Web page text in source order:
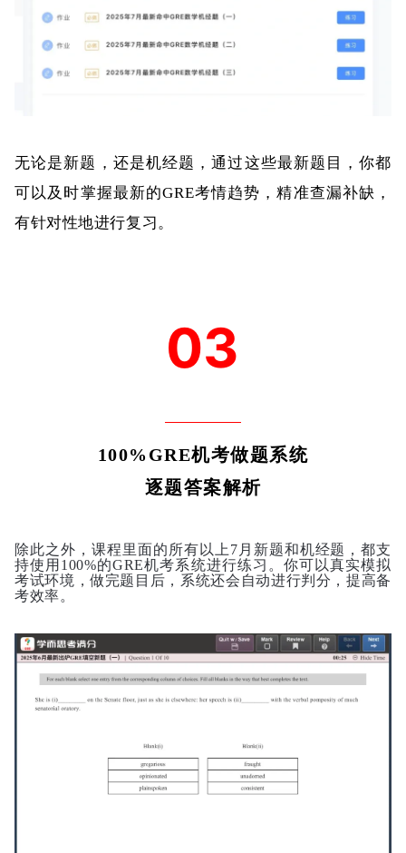
无论是新题，还是机经题，通过这些最新题目，你都
可以及时掌握最新的GRE考情趋势，精准查漏补缺，
有针对性地进行复习。
03
100%GRE机考做题系统
逐题答案解析
除此之外，课程里面的所有以上7月新题和机经题，都支
持使用100%的GRE机考系统进行练习。你可以真实模拟
考试环境，做完题目后，系统还会自动进行判分，提高备
考效率。